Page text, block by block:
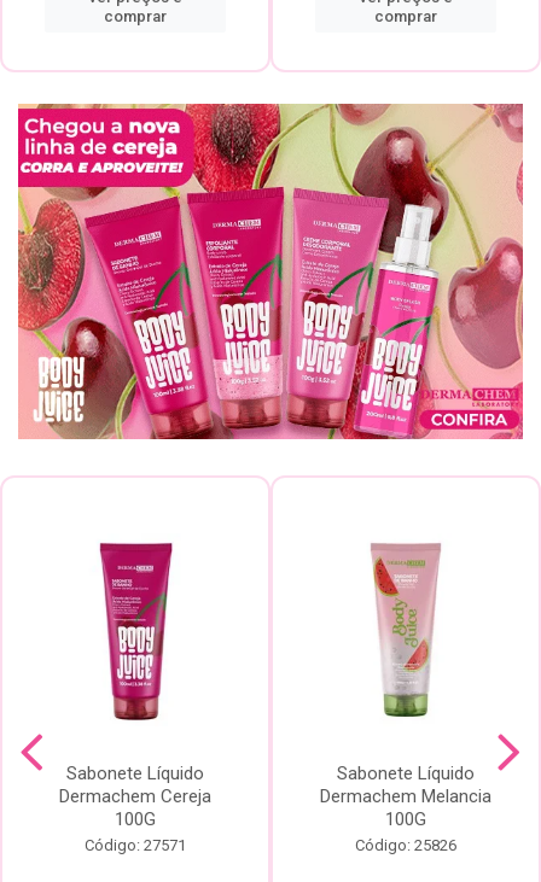
comprar
comprar
Sabonete Líquido
Dermachem Cereja
100G
Código: 27571
Sabonete Líquido
Dermachem Melancia
100G
Código: 25826